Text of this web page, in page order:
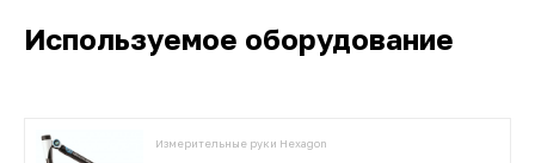
Используемое оборудование
Измерительные руки Hexagon